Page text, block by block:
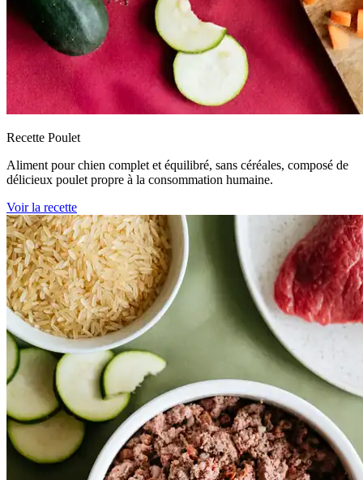
Recette Poulet
Aliment pour chien complet et équilibré, sans céréales, composé de
délicieux poulet propre à la consommation humaine.
Voir la recette